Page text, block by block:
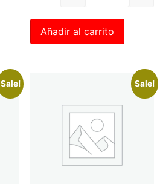
Añadir al carrito
Sale! Sale!